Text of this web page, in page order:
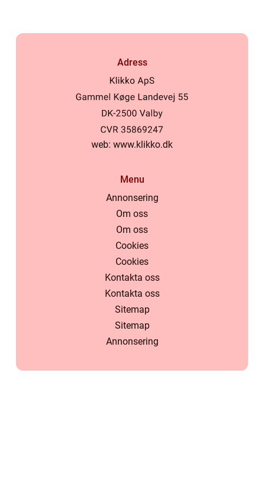
Adress
web: www.klikko.dk
Menu
Annonsering
Om oss
Om oss
Cookies
Cookies
Kontakta oss
Kontakta oss
Sitemap
Sitemap
Annonsering